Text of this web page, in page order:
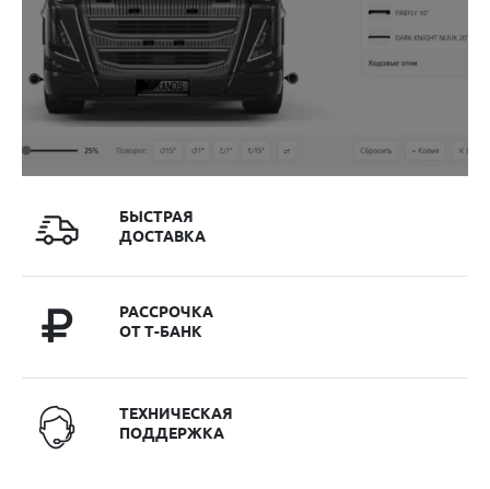
БЫСТРАЯ
ДОСТАВКА
РАССРОЧКА
ОТ Т-БАНК
ТЕХНИЧЕСКАЯ
ПОДДЕРЖКА